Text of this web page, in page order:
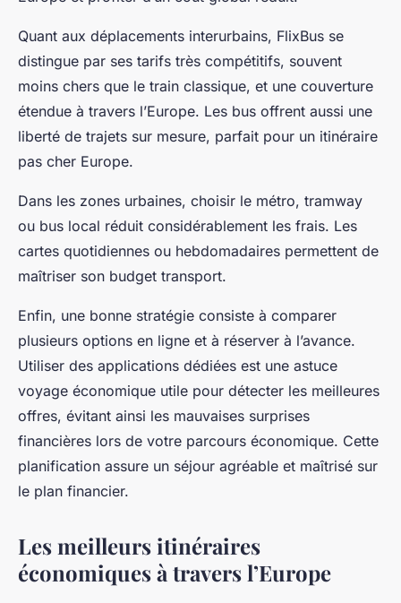
Quant aux déplacements interurbains, FlixBus se
distingue par ses tarifs très compétitifs, souvent
moins chers que le train classique, et une couverture
étendue à travers l’Europe. Les bus offrent aussi une
liberté de trajets sur mesure, parfait pour un itinéraire
pas cher Europe.
Dans les zones urbaines, choisir le métro, tramway
ou bus local réduit considérablement les frais. Les
cartes quotidiennes ou hebdomadaires permettent de
maîtriser son budget transport.
Enfin, une bonne stratégie consiste à comparer
plusieurs options en ligne et à réserver à l’avance.
Utiliser des applications dédiées est une astuce
voyage économique utile pour détecter les meilleures
offres, évitant ainsi les mauvaises surprises
financières lors de votre parcours économique. Cette
planification assure un séjour agréable et maîtrisé sur
le plan financier.
Les meilleurs itinéraires
économiques à travers l’Europe